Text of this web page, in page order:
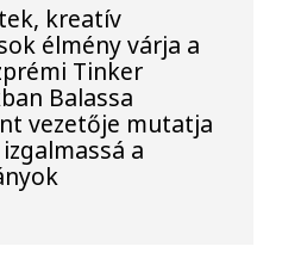
kreatív
élmény várja a
Tinker
Balassa
vezetője mutatja
a